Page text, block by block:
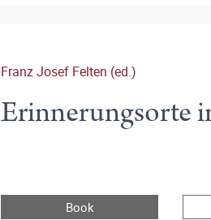
Franz Josef Felten (ed.)
Erinnerungsorte
Book